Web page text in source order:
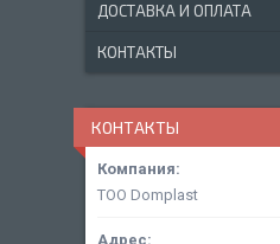
ДОСТАВКА И ОПЛАТА
КОНТАКТЫ
КОНТАКТЫ
ТОО Domplast